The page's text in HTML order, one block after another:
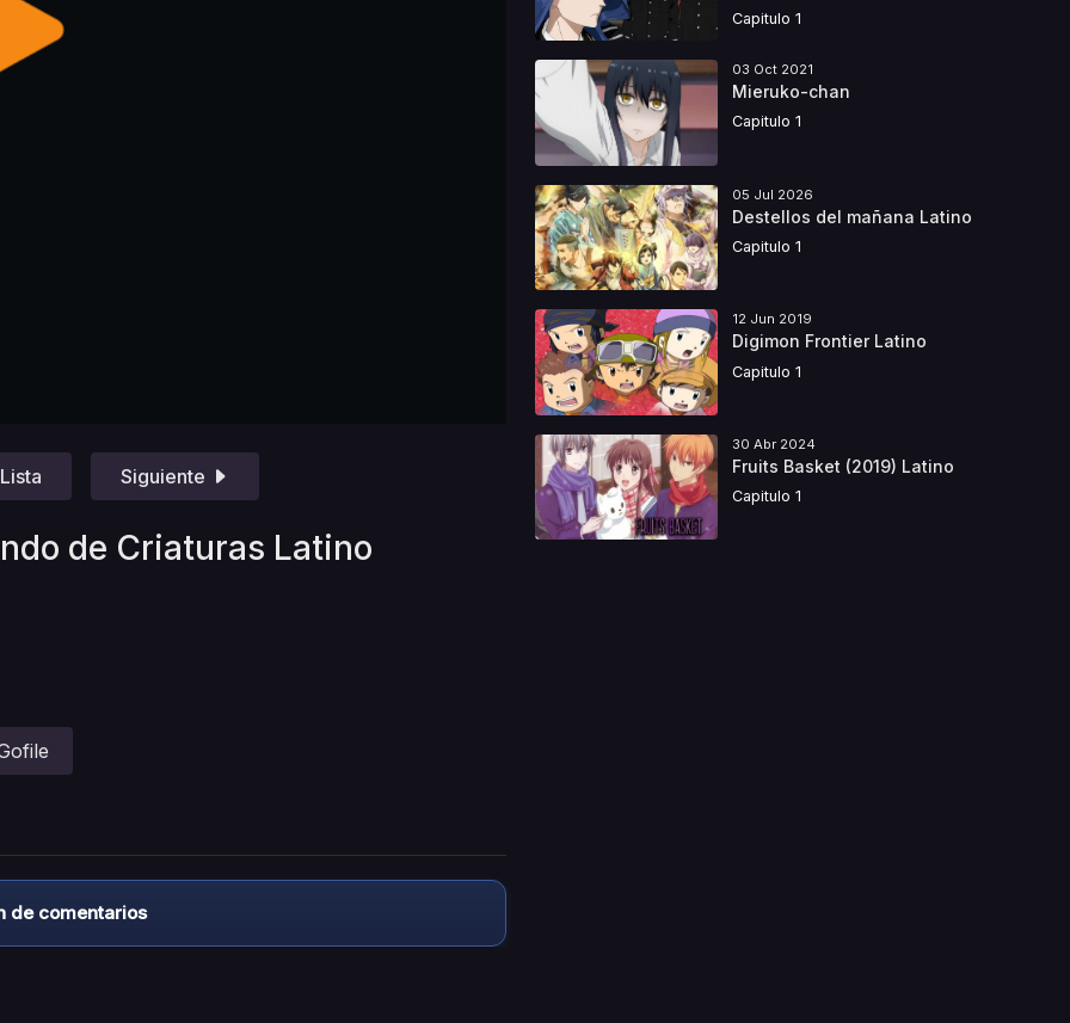
Lista Siguiente
de Criaturas Latino
de comentarios
Capitulo 1
03 Oct 2021
Mieruko-chan
Capitulo 1
05 Jul 2026
Destellos del mañana Latino
Capitulo 1
12 Jun 2019
Digimon Frontier Latino
Capitulo 1
30 Abr 2024
Fruits Basket (2019) Latino
Capitulo 1